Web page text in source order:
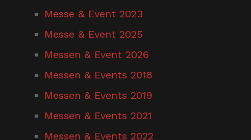
Messe & Event 2023
Messe & Event 2025
Messen & Event 2026
Messen & Events 2018
Messen & Events 2019
Messen & Events 2021
Messen & Events 2022